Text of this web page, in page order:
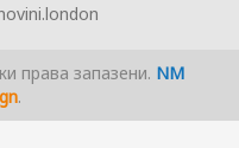
права запазени. NM
.